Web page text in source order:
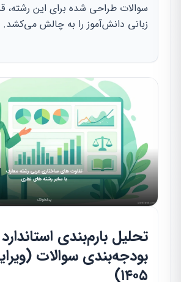
سوالات طراحی شده برای این رشته،
زبانی دانش‌آموز را به چالش می‌کشد.
تحلیل بارم‌بندی
بودجه‌بندی سوالات
۱۴۰۵)